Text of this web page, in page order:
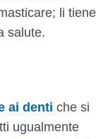
li tiene
salute.
ai denti che si
ugualmente